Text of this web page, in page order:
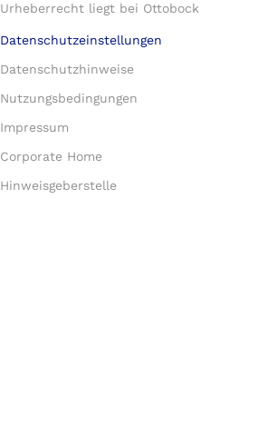
Urheberrecht liegt bei Ottobock
Datenschutzeinstellungen
Datenschutzhinweise
Nutzungsbedingungen
Impressum
Corporate Home
Hinweisgeberstelle